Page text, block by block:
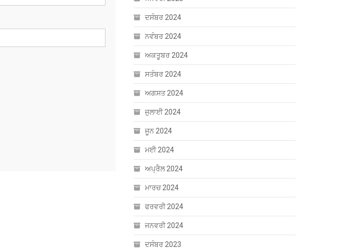
ਦਸੰਬਰ 2024
ਨਵੰਬਰ 2024
ਅਕਤੂਬਰ 2024
ਸਤੰਬਰ 2024
ਅਗਸਤ 2024
ਜੁਲਾਈ 2024
ਜੂਨ 2024
ਮਈ 2024
ਅਪ੍ਰੈਲ 2024
ਮਾਰਚ 2024
ਫਰਵਰੀ 2024
ਜਨਵਰੀ 2024
ਦਸੰਬਰ 2023